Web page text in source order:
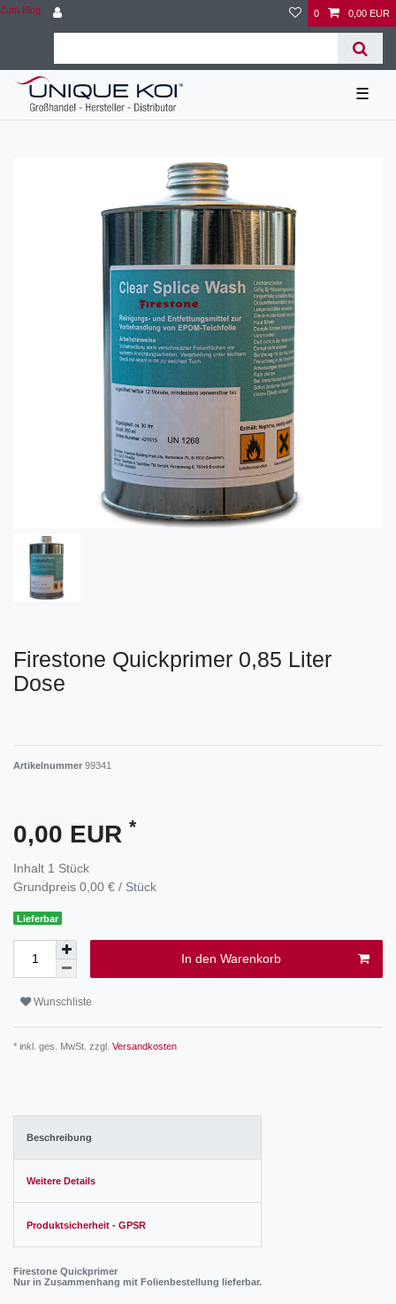
Zum Blog 0 0,00 EUR
☰
Firestone Quickprimer 0,85 Liter
Dose
Artikelnummer 99341
0,00 EUR *
Inhalt 1 Stück
Grundpreis 0,00 € / Stück
Lieferbar
In den Warenkorb
Wunschliste
* inkl. ges. MwSt. zzgl. Versandkosten
Beschreibung
Weitere Details
Produktsicherheit - GPSR
Firestone Quickprimer
Nur in Zusammenhang mit Folienbestellung lieferbar.